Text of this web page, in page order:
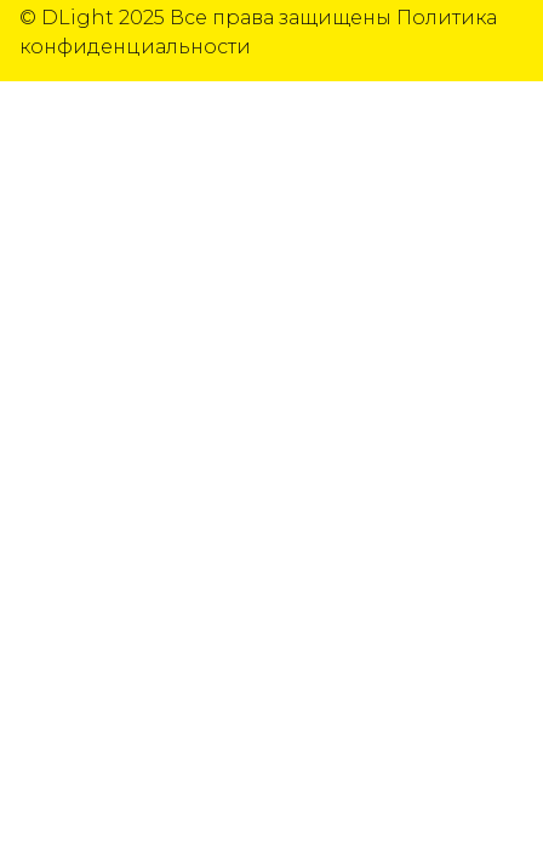
© DLight 2025 Все права защищены Политика
конфиденциальности